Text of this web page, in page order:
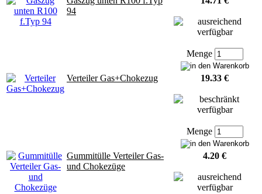
94
Menge
Verteiler Gas+Chokezug 19.33 €
Menge
Gummitülle Verteiler Gas-
und Chokezüge
4.20 €